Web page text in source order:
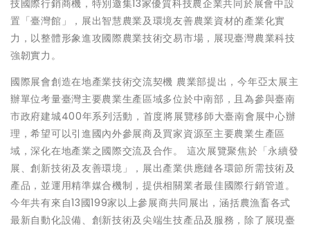
技國際行銷商機，特別邀集13家優質科技農企業共同於展會中設
置「臺灣館」，展出智慧農業及環境友善農業資材的產業化實
力，以整體形象進攻國際農業技術交易市場，展現臺灣農業科技
強韌實力。
國際展會創造在地產業技術交流契機 農業部提出，今年亞太展主
辦單位考量臺灣主要農業生產區域多位於中南部，且為參與臺南
市政府建城400年系列活動，首度將展覽移師大臺南會展中心辦
理，希望可以引進國內外參展商及買家資源至主要農業生產區
域，深化在地產業之國際交流及合作。 這次展覽聚焦於「永續發
展、創新技術及友善環境」，展出產業供應鏈各環節所需技術及
產品，並運用精準媒合機制，提供相關業者最佳國際行銷管道。
今年共有來自13國199家以上參展商共同展出，涵括農漁畜各式
最新自動化設備、創新技術及尖端生技產品及服務，除了展現臺